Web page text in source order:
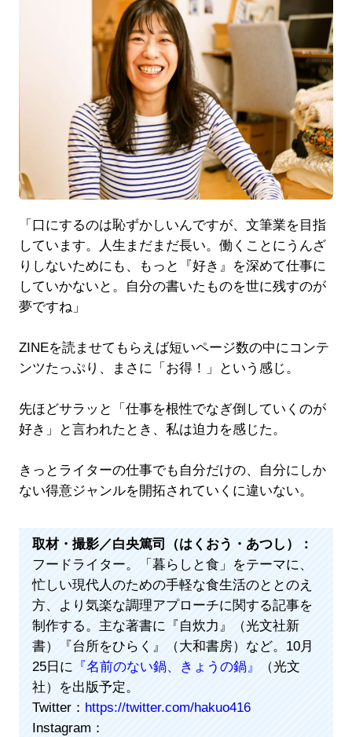
「口にするのは恥ずかしいんですが、文筆業を目指
しています。人生まだまだ長い。働くことにうんざ
りしないためにも、もっと『好き』を深めて仕事に
していかないと。自分の書いたものを世に残すのが
夢ですね」
ZINEを読ませてもらえば短いページ数の中にコンテ
ンツたっぷり、まさに「お得！」という感じ。
先ほどサラッと「仕事を根性でなぎ倒していくのが
好き」と言われたとき、私は迫力を感じた。
きっとライターの仕事でも自分だけの、自分にしか
ない得意ジャンルを開拓されていくに違いない。
取材・撮影／白央篤司（はくおう・あつし）：
フードライター。「暮らしと食」をテーマに、
忙しい現代人のための手軽な食生活のととのえ
方、より気楽な調理アプローチに関する記事を
制作する。主な著書に『自炊力』（光文社新
書）『台所をひらく』（大和書房）など。10月
25日に 『名前のない鍋、きょうの鍋』
（光文
社）を出版予定。
Twitter： https://twitter.com/hakuo416
Instagram：